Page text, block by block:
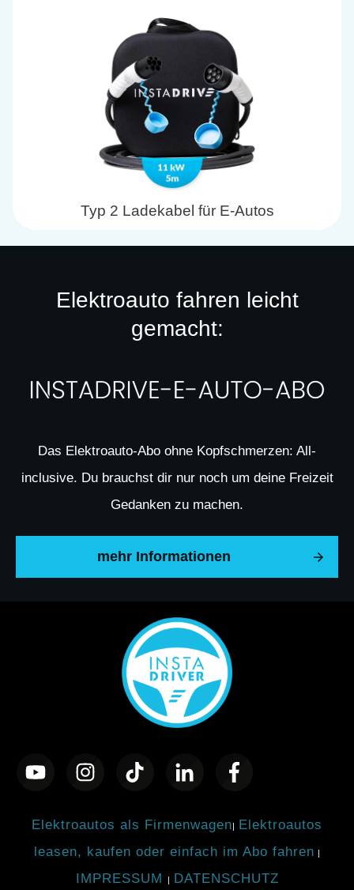
Typ 2 Ladekabel für E-Autos
Elektroauto fahren leicht
gemacht:
Das Elektroauto-Abo ohne Kopfschmerzen: All-
inclusive. Du brauchst dir nur noch um deine Freizeit
Gedanken zu machen.
mehr Informationen
Elektroautos als Firmenwagen| Elektroautos
leasen, kaufen oder einfach im Abo fahren |
IMPRESSUM | DATENSCHUTZ